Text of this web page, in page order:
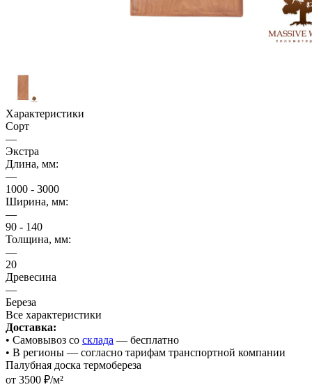
Характеристики
Сорт
—
Экстра
Длина, мм:
—
1000 - 3000
Ширина, мм:
—
90 - 140
Толщина, мм:
—
20
Древесина
—
Береза
Все характеристики
Доставка:
• Cамовывоз со склада — бесплатно
• В регионы — согласно тарифам транспортной компании
Палубная доска термобереза
от 3500 ₽/м²